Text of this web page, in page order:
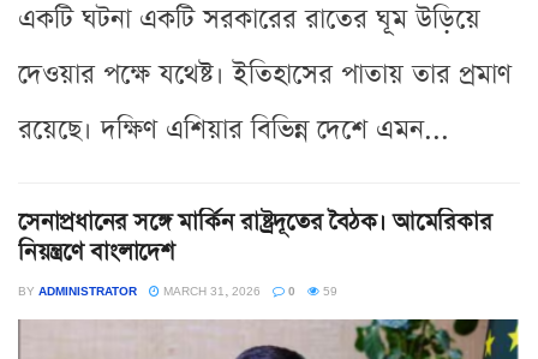
একটি ঘটনা একটি সরকারের রাতের ঘূম উড়িয়ে
দেওয়ার পক্ষে যথেষ্ট। ইতিহাসের পাতায় তার প্রমাণ
রয়েছে। দক্ষিণ এশিয়ার বিভিন্ন দেশে এমন...
সেনাপ্রধানের সঙ্গে মার্কিন রাষ্ট্রদূতের বৈঠক। আমেরিকার
নিয়ন্ত্রণে বাংলাদেশ
BY ADMINISTRATOR MARCH 31, 2026 0 59